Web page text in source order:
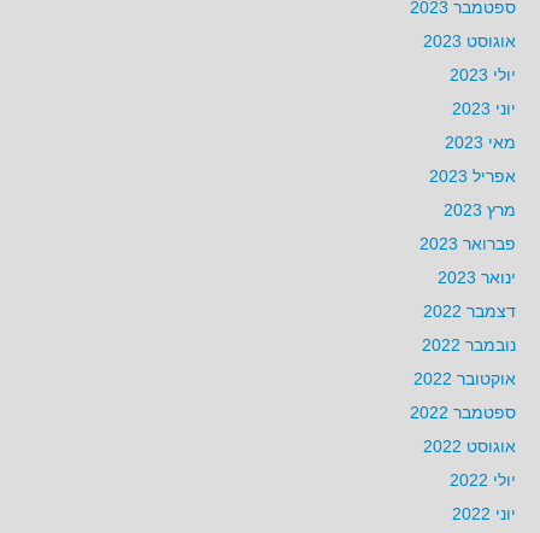
ספטמבר 2023
אוגוסט 2023
יולי 2023
יוני 2023
מאי 2023
אפריל 2023
מרץ 2023
פברואר 2023
ינואר 2023
דצמבר 2022
נובמבר 2022
אוקטובר 2022
ספטמבר 2022
אוגוסט 2022
יולי 2022
יוני 2022